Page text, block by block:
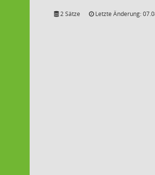
2 Sätze Letzte Änderung: